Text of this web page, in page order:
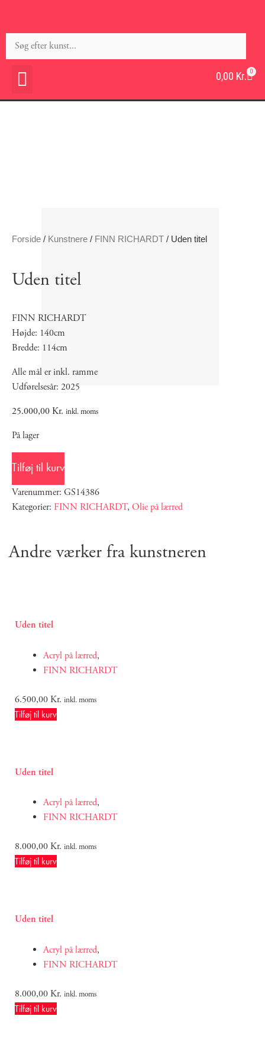
0,00 Kr. 0
Forside / Kunstnere / FINN RICHARDT / Uden titel
Uden titel
FINN RICHARDT
Højde: 140cm
Bredde: 114cm
Alle mål er inkl. ramme
Udførelsesår: 2025
25.000,00Kr. inkl. moms
På lager
Tilføj til kurv
Varenummer: GS14386
Kategorier: FINN RICHARDT, Olie på lærred
Andre værker fra kunstneren
Uden titel
Acryl på lærred,
FINN RICHARDT
6.500,00Kr. inkl. moms
Tilføj til kurv
Uden titel
Acryl på lærred,
FINN RICHARDT
8.000,00Kr. inkl. moms
Tilføj til kurv
Uden titel
Acryl på lærred,
FINN RICHARDT
8.000,00Kr. inkl. moms
Tilføj til kurv